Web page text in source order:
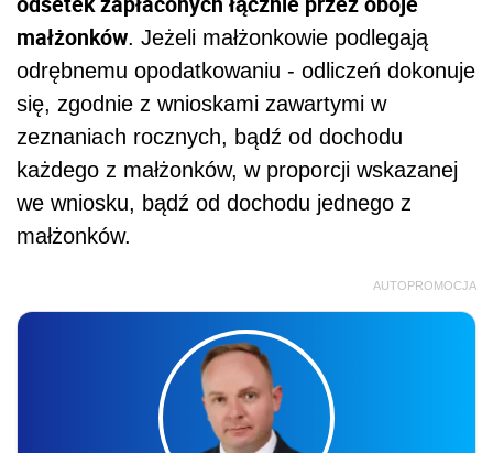
małżonków. Jeżeli małżonkowie podlegają
odrębnemu opodatkowaniu - odliczeń dokonuje
się, zgodnie z wnioskami zawartymi w
zeznaniach rocznych, bądź od dochodu
każdego z małżonków, w proporcji wskazanej
we wniosku, bądź od dochodu jednego z
małżonków.
AUTOPROMOCJA